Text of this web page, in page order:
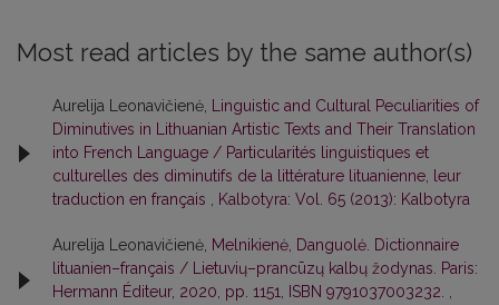
Most read articles by the same author(s)
Aurelija Leonavičienė,
Linguistic and Cultural Peculiarities of
Diminutives in Lithuanian Artistic Texts and Their Translation
into French Language / Particularités linguistiques et
culturelles des diminutifs de la littérature lituanienne, leur
traduction en français
Kalbotyra: Vol. 65 (2013): Kalbotyra
Aurelija Leonavičienė, Melnikienė, Danguolė. Dictionnaire
lituanien–français / Lietuvių–prancūzų kalbų žodynas. Paris:
Hermann Éditeur, 2020, pp. 1151, ISBN 9791037003232.